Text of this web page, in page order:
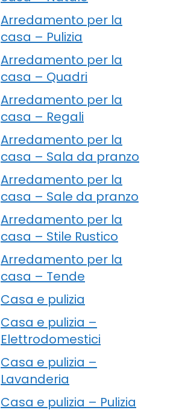
Arredamento per la
casa – Pulizia
Arredamento per la
casa – Quadri
Arredamento per la
casa – Regali
Arredamento per la
casa – Sala da pranzo
Arredamento per la
casa – Sale da pranzo
Arredamento per la
casa – Stile Rustico
Arredamento per la
casa – Tende
Casa e pulizia
Casa e pulizia –
Elettrodomestici
Casa e pulizia –
Lavanderia
Casa e pulizia – Pulizia